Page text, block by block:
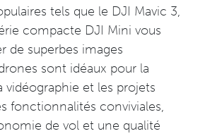
tels que le DJI Mavic 3,
compacte DJI Mini vous
de superbes images
sont idéaux pour la
vidéographie et les projets
fonctionnalités conviviales,
de vol et une qualité